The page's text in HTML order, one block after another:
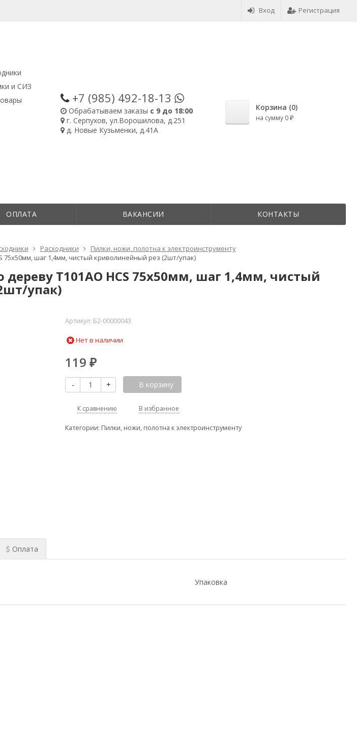
Вход Регистрация
и СИЗ
+7 (985) 492-18-13
Обрабатываем заказы с 9 до 18:00
г. Серпухов, ул.Ворошилова, д.251
д. Новые Кузьменки, д.41А
Корзина (0)
на сумму 0 ₽
ОПЛАТА ВАКАНСИИ КОНТАКТЫ
Расходники
Пилки, ножи, полотна к электроинструменту
75х50мм, шаг 1,4мм, чистый криволинейный рез (2шт/упак)
T101AO HCS 75х50мм, шаг 1,4мм, чистый
упак)
Артикул: Б2-00000043
Нет в наличии
119₽
- + В корзину
К сравнению В избранное
Категории: Пилки, ножи, полотна к электроинструменту
Оплата
Упаковка